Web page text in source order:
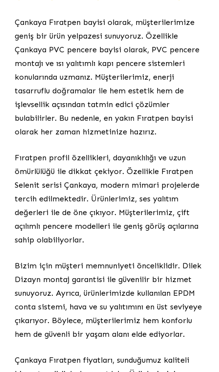
Çankaya Fıratpen bayisi olarak, müşterilerimize
geniş bir ürün yelpazesi sunuyoruz. Özellikle
Çankaya PVC pencere bayisi olarak, PVC pencere
montajı ve ısı yalıtımlı kapı pencere sistemleri
konularında uzmanız. Müşterilerimiz, enerji
tasarruflu doğramalar ile hem estetik hem de
işlevsellik açısından tatmin edici çözümler
bulabilirler. Bu nedenle, en yakın Fıratpen bayisi
olarak her zaman hizmetinize hazırız.
Fıratpen profil özellikleri, dayanıklılığı ve uzun
ömürlülüğü ile dikkat çekiyor. Özellikle Fıratpen
Selenit serisi Çankaya, modern mimari projelerde
tercih edilmektedir. Ürünlerimiz, ses yalıtım
değerleri ile de öne çıkıyor. Müşterilerimiz, çift
açılımlı pencere modelleri ile geniş görüş açılarına
sahip olabiliyorlar.
Bizim için müşteri memnuniyeti önceliklidir. Dilek
Dizayn montaj garantisi ile güvenilir bir hizmet
sunuyoruz. Ayrıca, ürünlerimizde kullanılan EPDM
conta sistemi, hava ve su yalıtımını en üst seviyeye
çıkarıyor. Böylece, müşterilerimiz hem konforlu
hem de güvenli bir yaşam alanı elde ediyorlar.
Çankaya Fıratpen fiyatları, sunduğumuz kaliteli